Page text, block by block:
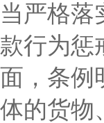
严格
为惩
条例
的货